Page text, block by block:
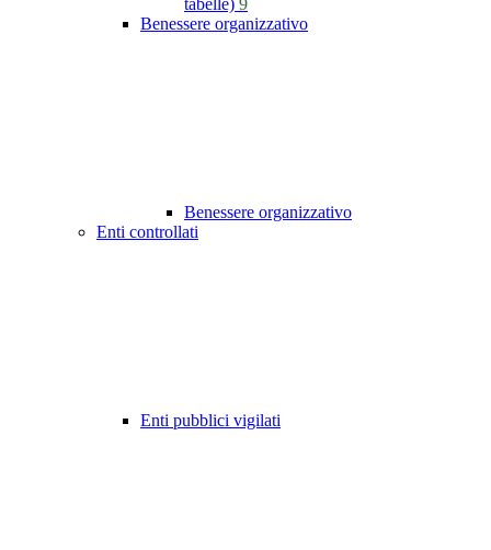
tabelle) 9
Benessere organizzativo
Benessere organizzativo
Enti controllati
Enti pubblici vigilati